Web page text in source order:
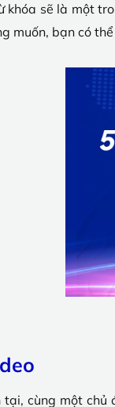
khóa sẽ là một
muốn, bạn có
cùng một